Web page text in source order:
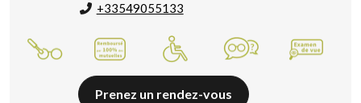
+33549055133
Prenez un rendez-vous